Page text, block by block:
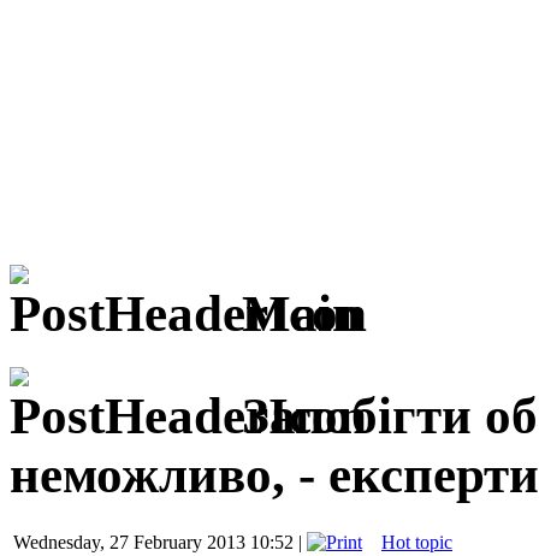
Main
Запобігти
неможливо, - експерти
Wednesday, 27 February 2013 10:52 | Hot topic